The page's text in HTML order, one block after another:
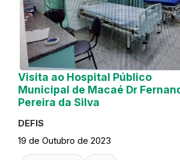
Visita ao Hospital Público
Municipal de Macaé Dr
Pereira da Silva
DEFIS
19 de Outubro de 2023